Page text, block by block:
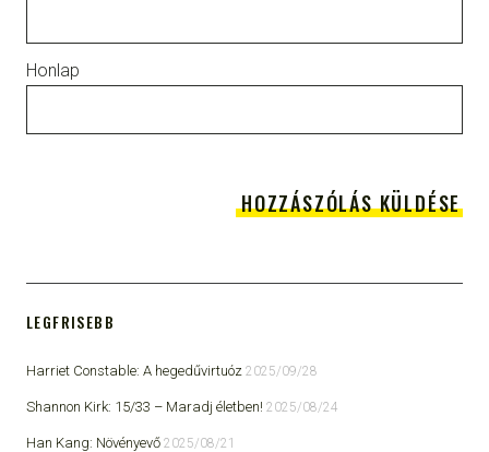
Honlap
LEGFRISEBB
Harriet Constable: A hegedűvirtuóz 2025/09/28
Shannon Kirk: 15/33 ​– Maradj életben! 2025/08/24
Han Kang: Növényevő 2025/08/21